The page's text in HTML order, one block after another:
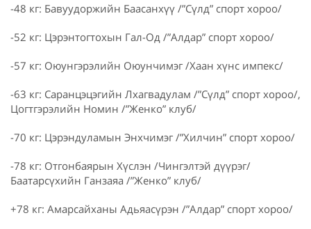
-48 кг: Бавуудоржийн Баасанхүү /”Сүлд” спорт хороо/
-52 кг: Цэрэнтогтохын Гал-Од /”Алдар” спорт хороо/
-57 кг: Оюунгэрэлийн Оюунчимэг /Хаан хүнс импекс/
-63 кг: Саранцэцэгийн Лхагвадулам /”Сүлд” спорт хороо/,
Цогтгэрэлийн Номин /”Женко” клуб/
-70 кг: Цэрэндуламын Энхчимэг /”Хилчин” спорт хороо/
-78 кг: Отгонбаярын Хүслэн /Чингэлтэй дүүрэг/
Баатарсүхийн Ганзаяа /”Женко” клуб/
+78 кг: Амарсайханы Адьяасүрэн /”Алдар” спорт хороо/